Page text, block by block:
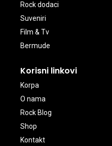
Rock dodaci
Suveniri
Film & Tv
Bermude
Korisni linkovi
Korpa
O nama
Rock Blog
Shop
Kontakt